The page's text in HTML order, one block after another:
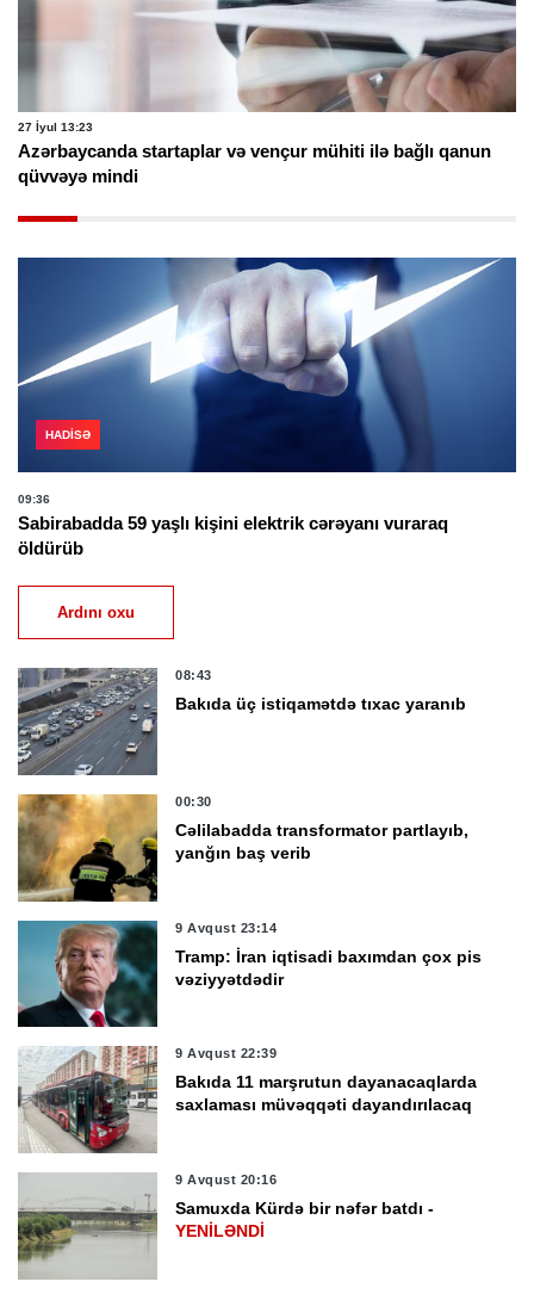
27 İyul 13:23
Azərbaycanda startaplar və vençur mühiti ilə bağlı qanun
qüvvəyə mindi
HADISƏ
09:36
Sabirabadda 59 yaşlı kişini elektrik cərəyanı vuraraq
öldürüb
Ardını oxu
08:43
Bakıda üç istiqamətdə tıxac yaranıb
00:30
Cəlilabadda transformator partlayıb,
yanğın baş verib
9 Avqust 23:14
Tramp: İran iqtisadi baxımdan çox pis
vəziyyətdədir
9 Avqust 22:39
Bakıda 11 marşrutun dayanacaqlarda
saxlaması müvəqqəti dayandırılacaq
9 Avqust 20:16
Samuxda Kürdə bir nəfər batdı -
YENİLƏNDİ